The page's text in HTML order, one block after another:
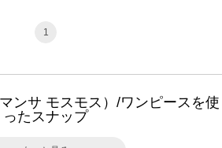
1
ンサ モスモス）/ワンピースを使
ったスナップ